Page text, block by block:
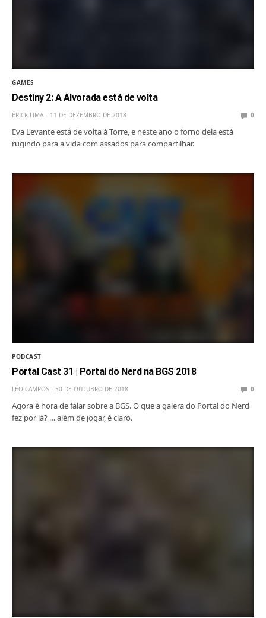
GAMES
Destiny 2: A Alvorada está de volta
ÉRICK LIMA 11 DE DEZEMBRO DE 2018 0
Eva Levante está de volta à Torre, e neste ano o forno dela está
rugindo para a vida com assados para compartilhar.
PODCAST
Portal Cast 31 | Portal do Nerd na BGS 2018
LÉO CAMPOS 30 DE OUTUBRO DE 2018 0
Agora é hora de falar sobre a BGS. O que a galera do Portal do Nerd
fez por lá? … além de jogar, é claro.